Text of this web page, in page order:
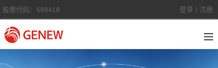
股票代码：688418 登录 注册